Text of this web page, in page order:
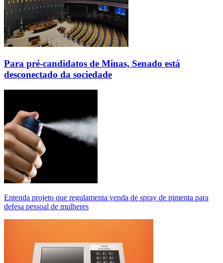
Para pré-candidatos de Minas, Senado está
desconectado da sociedade
Entenda projeto que regulamenta venda de spray de pimenta para
defesa pessoal de mulheres